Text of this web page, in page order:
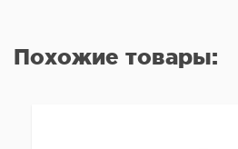
Похожие товары: